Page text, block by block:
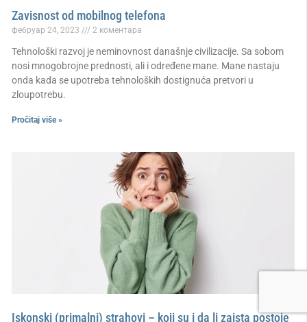
Zavisnost od mobilnog telefona
фебруар 24, 2023 2 коментара
Tehnološki razvoj je neminovnost današnje civilizacije. Sa sobom
nosi mnogobrojne prednosti, ali i određene mane. Mane nastaju
onda kada se upotreba tehnoloških dostignuća pretvori u
zloupotrebu.
Pročitaj više »
Iskonski (primalni) strahovi – koji su i da li zaista postoje